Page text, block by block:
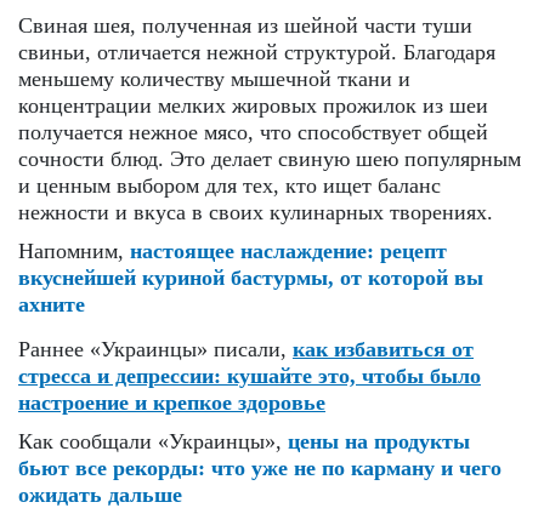
Свиная шея, полученная из шейной части туши
свиньи, отличается нежной структурой. Благодаря
меньшему количеству мышечной ткани и
концентрации мелких жировых прожилок из шеи
получается нежное мясо, что способствует общей
сочности блюд. Это делает свиную шею популярным
и ценным выбором для тех, кто ищет баланс
нежности и вкуса в своих кулинарных творениях.
Напомним, настоящее наслаждение: рецепт
вкуснейшей куриной бастурмы, от которой вы
ахните
Раннее «Украинцы» писали, как избавиться от
стресса и депрессии: кушайте это, чтобы было
настроение и крепкое здоровье
Как сообщали «Украинцы», цены на продукты
бьют все рекорды: что уже не по карману и чего
ожидать дальше